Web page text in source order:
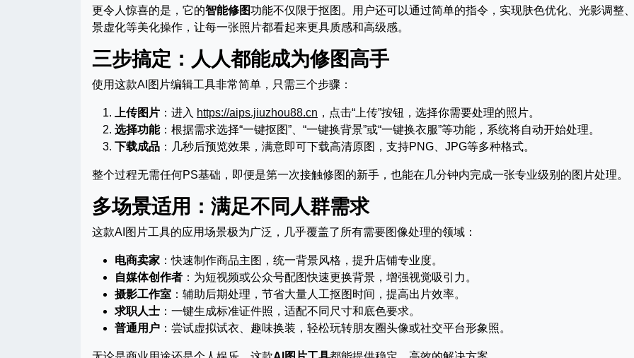
更令人惊喜的是，它的智能修图功能不仅限于抠图。用户还可以通过简单的指令，实现肤色优化、光影调整
景虚化等美化操作，让每一张照片都看起来更具质感和高级感。
三步搞定：人人都能成为修图高手
使用这款AI图片编辑工具非常简单，只需三个步骤：
上传图片 ：进入 https://aips.jiuzhou88.cn ，点击“上传”按钮，选择你需要处理的照片。
选择功能：根据需求选择“一键抠图”、“一键换背景”或“一键换衣服”等功能，系统将自动开始处理。
下载成品 ：几秒后预览效果，满意即可下载高清原图，支持PNG、JPG等多种格式。
整个过程无需任何PS基础，即便是第一次接触修图的新手，也能在几分钟内完成一张专业级别的图片处理。
多场景适用：满足不同人群需求
这款AI图片工具的应用场景极为广泛，几乎覆盖了所有需要图像处理的领域：
电商卖家 ：快速制作商品主图，统一背景风格，提升店铺专业度。
自媒体创作者 ：为短视频或公众号配图快速更换背景，增强视觉吸引力。
摄影工作室 ：辅助后期处理，节省大量人工抠图时间，提高出片效率。
求职人士 ：一键生成标准证件照，适配不同尺寸和底色要求。
普通用户 ：尝试虚拟试衣、趣味换装，轻松玩转朋友圈头像或社交平台形象照。